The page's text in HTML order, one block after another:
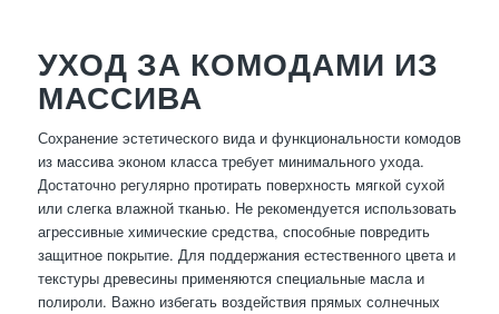
УХОД ЗА КОМОДАМИ ИЗ
МАССИВА
Сохранение эстетического вида и функциональности комодов
из массива эконом класса требует минимального ухода.
Достаточно регулярно протирать поверхность мягкой сухой
или слегка влажной тканью. Не рекомендуется использовать
агрессивные химические средства, способные повредить
защитное покрытие. Для поддержания естественного цвета и
текстуры древесины применяются специальные масла и
полироли. Важно избегать воздействия прямых солнечных